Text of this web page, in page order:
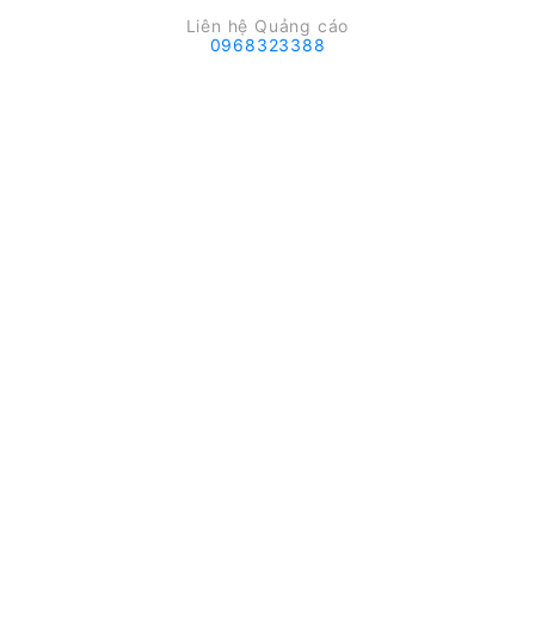
Liên hệ Quảng cáo
0968323388